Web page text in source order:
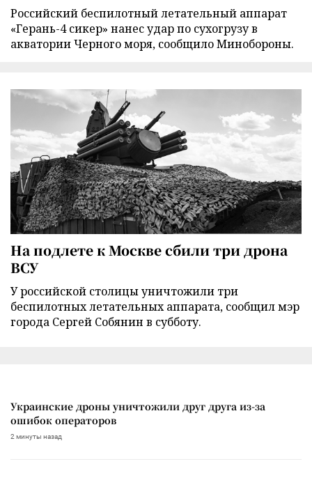
Российский беспилотный летательный аппарат
«Герань-4 сикер» нанес удар по сухогрузу в
акватории Черного моря, сообщило Минобороны.
На подлете к Москве сбили три дрона
ВСУ
У российской столицы уничтожили три
беспилотных летательных аппарата, сообщил мэр
города Сергей Собянин в субботу.
Украинские дроны уничтожили друг друга из-за
ошибок операторов
2 минуты назад